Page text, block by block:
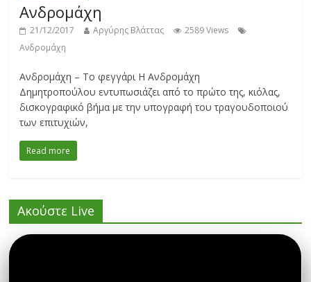
Ανδρομάχη
21/12/2017 Αργύρης Βλάττας
2589 Views
Ανδρομάχη
Ανδρομάχη – Το φεγγάρι Η Ανδρομάχη
Δημητροπούλου εντυπωσιάζει από το πρώτο της, κιόλας,
δισκογραφικό βήμα με την υπογραφή του τραγουδοποιού
των επιτυχιών,
Read more
Ακούστε Live